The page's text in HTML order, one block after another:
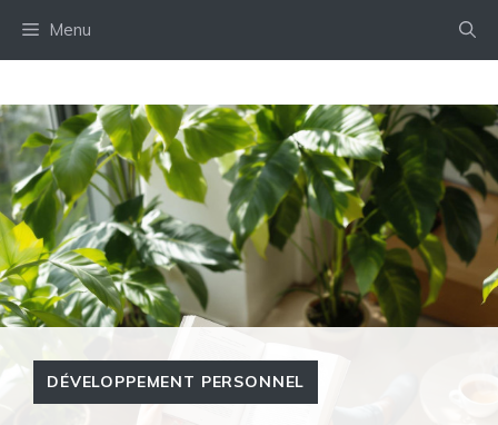
Menu
DÉVELOPPEMENT PERSONNEL